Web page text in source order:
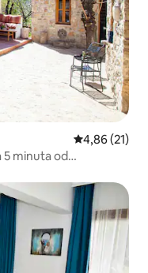
Prosječna
4,86 (21)
5 minuta od